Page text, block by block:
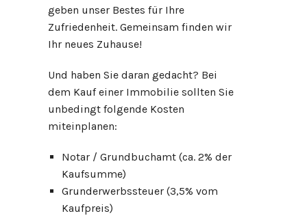
geben unser Bestes für Ihre
Zufriedenheit. Gemeinsam finden wir
Ihr neues Zuhause!
Und haben Sie daran gedacht? Bei
dem Kauf einer Immobilie sollten Sie
unbedingt folgende Kosten
miteinplanen:
Notar / Grundbuchamt (ca. 2% der
Kaufsumme)
Grunderwerbssteuer (3,5% vom
Kaufpreis)